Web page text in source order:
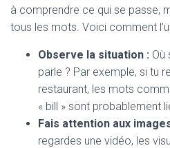
à comprendre ce qui se passe,
tous les mots. Voici comment
Observe la situation : Où
parle ? Par exemple, si tu
restaurant, les mots
« bill » sont probablement
Fais attention aux
regardes une vidéo, les